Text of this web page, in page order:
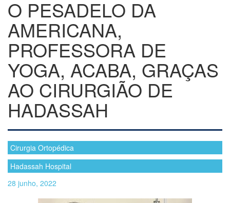
O PESADELO DA
AMERICANA,
PROFESSORA DE
YOGA, ACABA, GRAÇAS
AO CIRURGIÃO DE
HADASSAH
Cirurgia Ortopédica
Hadassah Hospital
28 junho, 2022